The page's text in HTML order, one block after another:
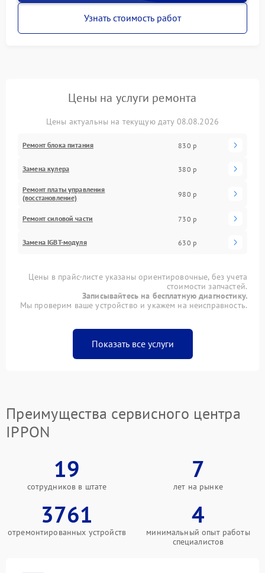
Узнать стоимость работ
Цены на услуги ремонта
Цены актуальны на текущую дату 08.08.2026
Ремонт блока питания 830 р
Замена кулера 380 р
Ремонт платы управления
(восстановление)
980 р
Ремонт силовой части 730 р
Замена IGBT-модуля 630 р
Цены в прайс-листе указаны ориентировочные, без учета
стоимости запчастей.
Записывайтесь на бесплатную диагностику.
Мы проверим ваше устройство и укажем на неисправность.
Показать все услуги
Преимущества сервисного центра
IPPON
19
сотрудников в штате
7
лет на рынке
3761
отремонтированных устройств
4
минимальный опыт работы
специалистов